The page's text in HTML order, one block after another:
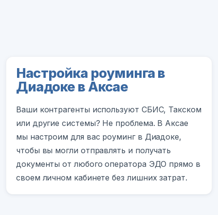
Настройка роуминга в
Диадоке в Аксае
Ваши контрагенты используют СБИС, Такском
или другие системы? Не проблема. В Аксае
мы настроим для вас роуминг в Диадоке,
чтобы вы могли отправлять и получать
документы от любого оператора ЭДО прямо в
своем личном кабинете без лишних затрат.